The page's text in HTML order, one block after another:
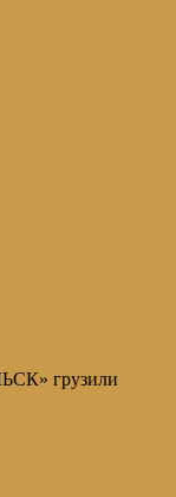
грузили